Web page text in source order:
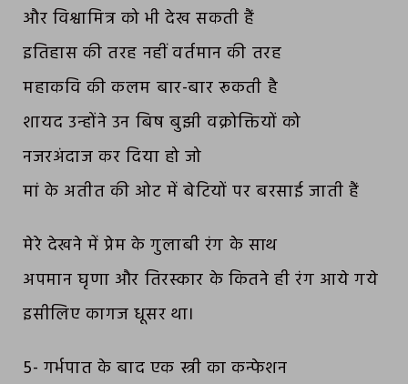
और विश्वामित्र को भी देख सकती हैं
इतिहास की तरह नहीं वर्तमान की तरह
महाकवि की कलम बार-बार रूकती है
शायद उन्होंने उन बिष बुझी वक्रोक्तियों को
नजरअंदाज कर दिया हो जो
मां के अतीत की ओट में बेटियों पर बरसाई जाती हैं
मेरे देखने में प्रेम के गुलाबी रंग के साथ
अपमान घृणा और तिरस्कार के कितने ही रंग आये गये
इसीलिए कागज धूसर था।
5- गर्भपात के बाद एक स्त्री का कन्फेशन